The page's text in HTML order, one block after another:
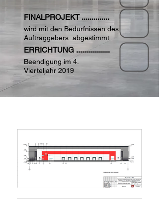
FINALPROJEKT ..............
wird mit den Bedürfnissen des
Auftraggebers abgestimmt
ERRICHTUNG .................
Beendigung im 4.
Vierteljahr 2019